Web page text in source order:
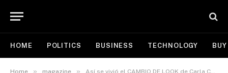
HOME POLITICS BUSINESS TECHNOLOGY
Home » magazine » Así se vivió el CAMBIO DE LOOK de Carla Chevez para el inicio de CAFÉ CON LA CHEVEZ #trome